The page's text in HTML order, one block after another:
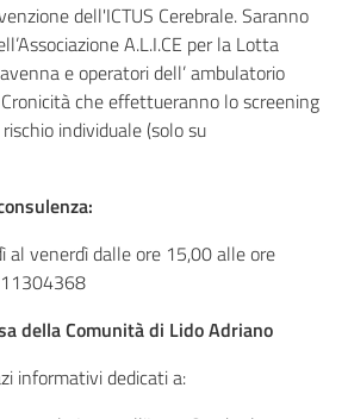
dell'ICTUS Cerebrale. Saranno
A.L.I.CE per la Lotta
e operatori dell’ ambulatorio
che effettueranno lo screening
individuale (solo su
al venerdì dalle ore 15,00 alle ore
della Comunità di Lido Adriano
informativi dedicati a: